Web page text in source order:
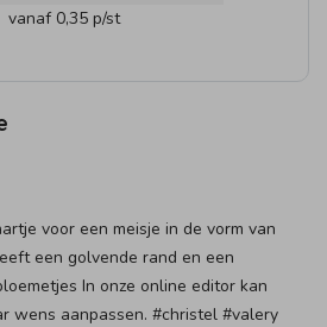
vanaf 0,35 p/st
voor een meisje in de vorm van
een golvende rand en een
In onze online editor kan
wens aanpassen. #christel #valery